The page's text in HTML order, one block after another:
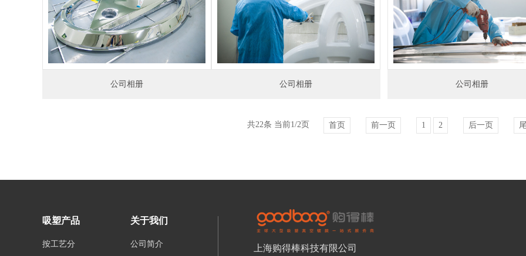
公司相册 公司相册 公司相册
共22条 当前1/2页 首页 前一页 1 2 后一页
吸塑产品
按工艺分
关于我们
公司简介 上海购得棒科技有限公司